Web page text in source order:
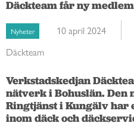
Däckteam får ny
Nyheter 10 april 2024
Däckteam
Verkstadskedjan
nätverk i Bohuslän. Den
Ringtjänst i Kungälv har
inom däck och